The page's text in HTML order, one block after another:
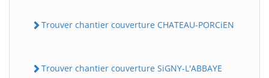
Trouver chantier couverture CHATEAU-PORCiEN
Trouver chantier couverture SiGNY-L'ABBAYE